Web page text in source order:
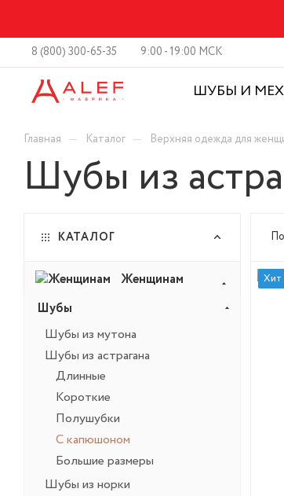
8 (800) 300-65-35 9:00 - 19:00 МСК
ШУБЫ И
Главная — Каталог — Верхняя одежда для
Шубы из
Хит
КАТАЛОГ
Женщинам
Шубы
Шубы из мутона
Шубы из астрагана
Длинные
Короткие
Полушубки
С капюшоном
Большие размеры
Шубы из норки